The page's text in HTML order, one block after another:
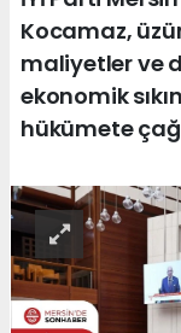
Kocamaz,
maliyetler ve
ekonomik
hükümete